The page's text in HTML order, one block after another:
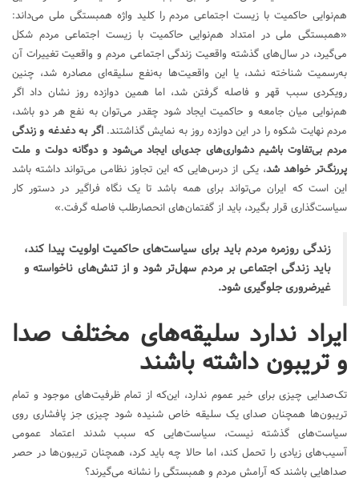
هم‌نوایی حاکمیت با زیست اجتماعی مردم را کلید واژه همبستگی ملی می‌داند:
«همبستگی ملی در امتداد هم‌نوایی حاکمیت با زیست اجتماعی مردم شکل
می‌گیرد، در سال‌های گذشته واقعیت زندگی اجتماعی مردم و واقعیت تغییرات آن
به‌رسمیت شناخته نشد، یا این واقعیت‌ها به‌نفع سلیقه‌ای مصادره شد، چنین
رویکردی سبب‌ قهر و فاصله گرفتن شد، اما همین دوازده روز نشان داد اگر
هم‌نوایی میان جامعه و حاکمیت ایجاد شود چقدر می‌توان به نفع هر دو باشد،
مردم نهایت شکوه را در این دوازده روز به نمایش گذاشتند.اگر به دغدغه و زندگی
مردم بی‌تفاوت باشیم دشواری‌های جدی‌ای ایجاد می‌شود و دوگانه دولت و ملت
پررنگ‌تر خواهد شد، یکی از درس‌هایی که این تجاوز نظامی می‌تواند داشته باشد
این است که ایران می‌تواند برای همه باشد تا یک نگاه فراگیر در دستور کار
سیاست‌گذاری قرار بگیرد، باید از گفتمان‌های انحصارطلب فاصله گرفت.»
زندگی روزمره مردم باید برای سیاست‌های حاکمیت اولویت پیدا کند،
باید زندگی اجتماعی بر مردم سهل‌تر شود و از تنش‌های ناخواسته و
غیرضروری جلوگیری شود.
ایراد ندارد سلیقه‌های مختلف صدا
و تریبون داشته باشند
تک‌صدایی چیزی برای خیر عموم ندارد، این‌که از تمام ظرفیت‌های موجود و تمام
تریبون‌ها همچنان صدای یک سلیقه خاص شنیده شود چیزی جز پافشاری روی
سیاست‌های گذشته نیست، سیاست‌هایی که سبب شدند اعتماد عمومی
آسیب‌های زیادی را تحمل کند، اما حالا چه باید کرد، همچنان تریبون‌ها در حصر
صداهایی باشند که آرامش مردم و همبستگی را نشانه می‌گیرند؟